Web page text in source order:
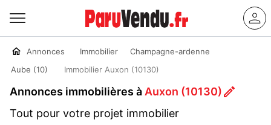
Annonces Immobilier
Champagne-ardenne
Aube (10)
Immobilier Auxon (10130)
Annonces immobilières à Auxon (10130)
Tout pour votre projet immobilier